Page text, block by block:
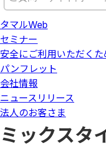
タマルWeb
セミナー
安全にご利用いただくた
パンフレット
会社情報
ニュースリリース
法人のお客さま
ミックスタ